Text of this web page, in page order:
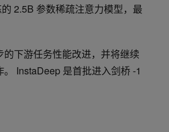
2.5B 参数稀疏注意力模型，最
下游任务性能改进，并将继续
InstaDeep 是首批进入剑桥 -1